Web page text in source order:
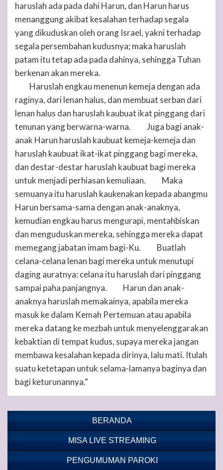
haruslah ada pada dahi Harun, dan Harun harus
menanggung akibat kesalahan terhadap segala
yang dikuduskan oleh orang Israel, yakni terhadap
segala persembahan kudusnya; maka haruslah
patam itu tetap ada pada dahinya, sehingga Tuhan
berkenan akan mereka.
Haruslah engkau menenun kemeja dengan ada
raginya, dari lenan halus, dan membuat serban dari
lenan halus dan haruslah kaubuat ikat pinggang dari
tenunan yang berwarna-warna.
Juga bagi anak-
anak Harun haruslah kaubuat kemeja-kemeja dan
haruslah kaubuat ikat-ikat pinggang bagi mereka,
dan destar-destar haruslah kaubuat bagi mereka
untuk menjadi perhiasan kemuliaan.
Maka
semuanya itu haruslah kaukenakan kepada abangmu
Harun bersama-sama dengan anak-anaknya,
kemudian engkau harus mengurapi, mentahbiskan
dan menguduskan mereka, sehingga mereka dapat
memegang jabatan imam bagi-Ku.
Buatlah
celana-celana lenan bagi mereka untuk menutupi
daging auratnya: celana itu haruslah dari pinggang
sampai paha panjangnya.
Harun dan anak-
anaknya haruslah memakainya, apabila mereka
masuk ke dalam Kemah Pertemuan atau apabila
mereka datang ke mezbah untuk menyelenggarakan
kebaktian di tempat kudus, supaya mereka jangan
membawa kesalahan kepada dirinya, lalu mati. Itulah
suatu ketetapan untuk selama-lamanya baginya dan
bagi keturunannya.”
BERANDA
MISA LIVE STREAMING
PENGUMUMAN PAROKI